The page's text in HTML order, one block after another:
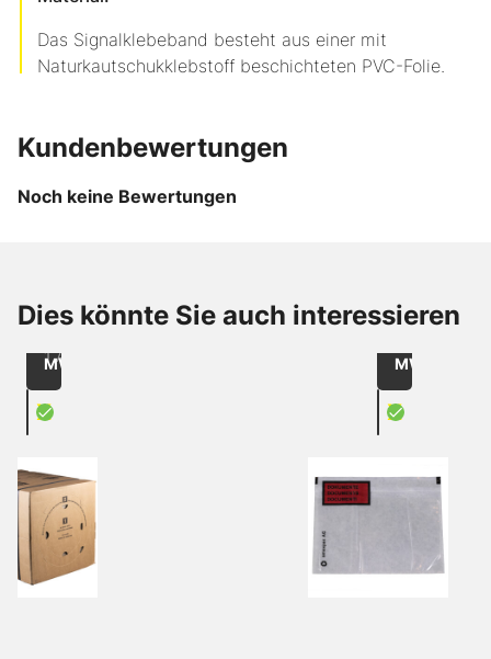
Das Signalklebeband besteht aus einer mit
Naturkautschukklebstoff beschichteten PVC-Folie.
Kundenbewertungen
Noch keine Bewertungen
Dies könnte Sie auch interessieren
X
Packpapier
braun
1 Artikel
/
Stück
MWST
X
240162121
/
1000
MWST